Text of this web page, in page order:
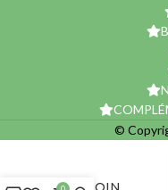
©